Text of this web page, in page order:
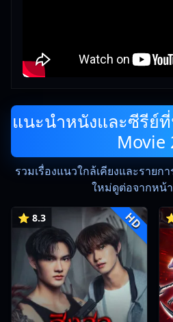
แนะนำหนังและซีรีย์
Movie
รวมเรื่องแนวใกล้เคียงและรายก
ใหม่ดูต่อจากหน้
⭐ 8.3 HD